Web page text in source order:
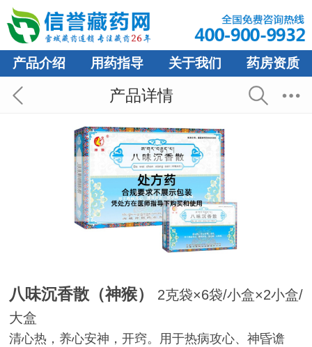
产品介绍 用药指导 关于我们 药房资质
产品详情
八味沉香散（神猴）
2克袋×6袋/小盒×2小盒/
大盒
清心热，养心安神，开窍。用于热病攻心、神昏谵